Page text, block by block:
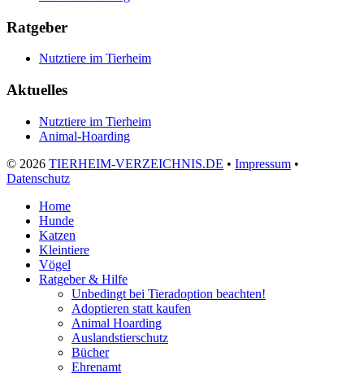
Ratgeber
Nutztiere im Tierheim
Aktuelles
Nutztiere im Tierheim
Animal-Hoarding
© 2026 TIERHEIM-VERZEICHNIS.DE • Impressum •
Datenschutz
Home
Hunde
Katzen
Kleintiere
Vögel
Ratgeber & Hilfe
Unbedingt bei Tieradoption beachten!
Adoptieren statt kaufen
Animal Hoarding
Auslandstierschutz
Bücher
Ehrenamt